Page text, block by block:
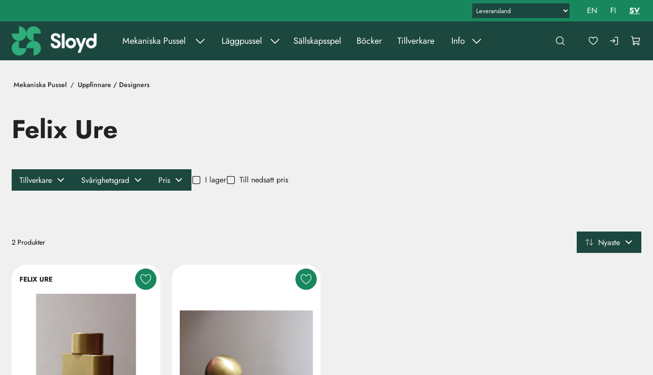
Mekaniska Pussel Läggpussel Sällskapsspel Böcker Tillverkare Info
EN FI SV
Mekaniska Pussel Uppfinnare / Designers
Felix Ure
Tillverkare Svårighetsgrad Pris I lager Till nedsatt pris
Nyaste
2 Produkter
FELIX URE